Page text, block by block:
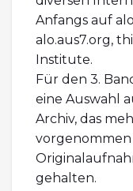
Anfangs auf
alo.aus7.org,
Institute.
Für den 3.
eine Auswahl
Archiv, das
gehalten.